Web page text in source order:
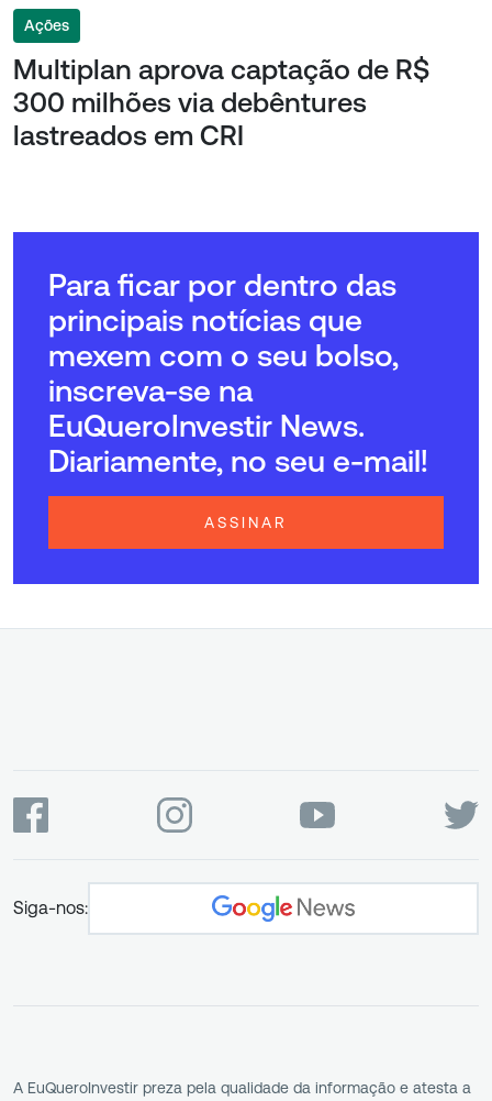
Ações
Multiplan aprova captação de R$
300 milhões via debêntures
lastreados em CRI
Para ficar por dentro das
principais notícias que
mexem com o seu bolso,
inscreva-se na
EuQueroInvestir News.
Diariamente, no seu e-mail!
ASSINAR
Siga-nos:
A EuQueroInvestir preza pela qualidade da informação e atesta a